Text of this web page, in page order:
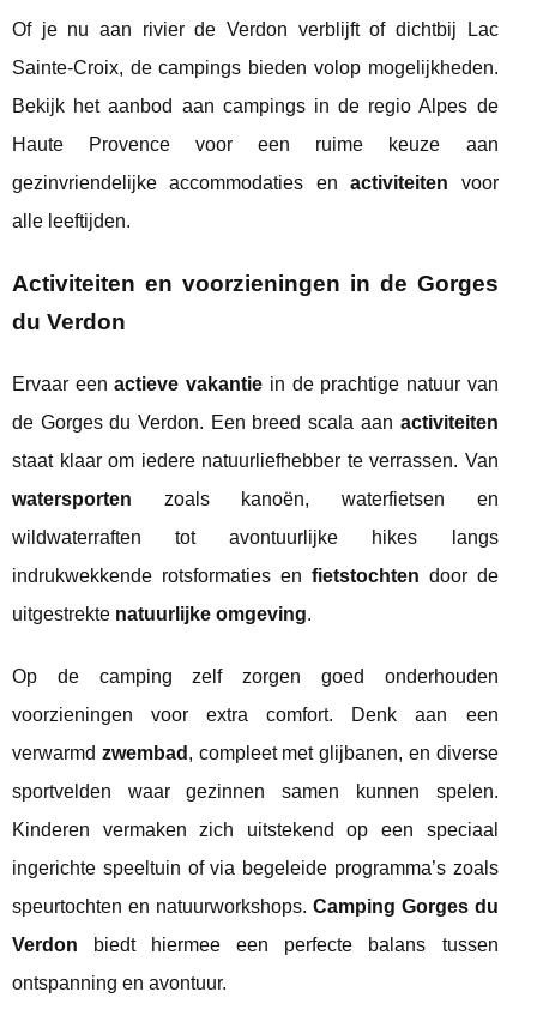
Of je nu aan rivier de Verdon verblijft of dichtbij Lac
Sainte-Croix, de campings bieden volop mogelijkheden.
Bekijk het aanbod aan campings in de regio Alpes de
Haute Provence voor een ruime keuze aan
gezinvriendelijke accommodaties enactiviteiten voor
alle leeftijden.
Activiteiten en voorzieningen in de Gorges
du Verdon
Ervaar eenactieve vakantie in de prachtige natuur van
de Gorges du Verdon. Een breed scala aan activiteiten
staat klaar om iedere natuurliefhebber te verrassen. Van
watersporten zoals kanoën, waterfietsen en
wildwaterraften tot avontuurlijke hikes langs
indrukwekkende rotsformaties en fietstochten door de
uitgestrekte natuurlijke omgeving.
Op de camping zelf zorgen goed onderhouden
voorzieningen voor extra comfort. Denk aan een
verwarmd zwembad , compleet met glijbanen, en diverse
sportvelden waar gezinnen samen kunnen spelen.
Kinderen vermaken zich uitstekend op een speciaal
ingerichte speeltuin of via begeleide programma’s zoals
speurtochten en natuurworkshops. Camping Gorges du
Verdon biedt hiermee een perfecte balans tussen
ontspanning en avontuur.